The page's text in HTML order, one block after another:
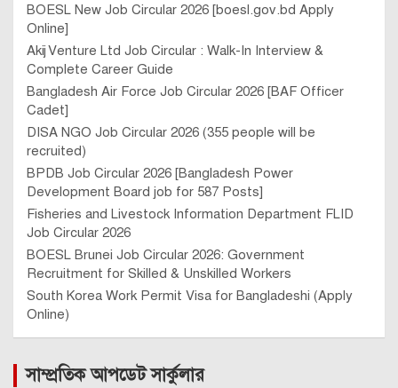
BOESL New Job Circular 2026 [boesl.gov.bd Apply
Online]
Akij Venture Ltd Job Circular : Walk-In Interview &
Complete Career Guide
Bangladesh Air Force Job Circular 2026 [BAF Officer
Cadet]
DISA NGO Job Circular 2026 (355 people will be
recruited)
BPDB Job Circular 2026 [Bangladesh Power
Development Board job for 587 Posts]
Fisheries and Livestock Information Department FLID
Job Circular 2026
BOESL Brunei Job Circular 2026: Government
Recruitment for Skilled & Unskilled Workers
South Korea Work Permit Visa for Bangladeshi (Apply
Online)
সাম্প্রতিক আপডেট সার্কুলার